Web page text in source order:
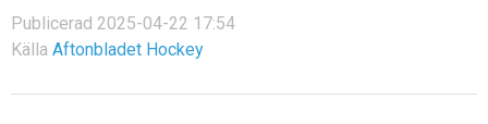
Publicerad 2025-04-22 17:54
Källa Aftonbladet Hockey